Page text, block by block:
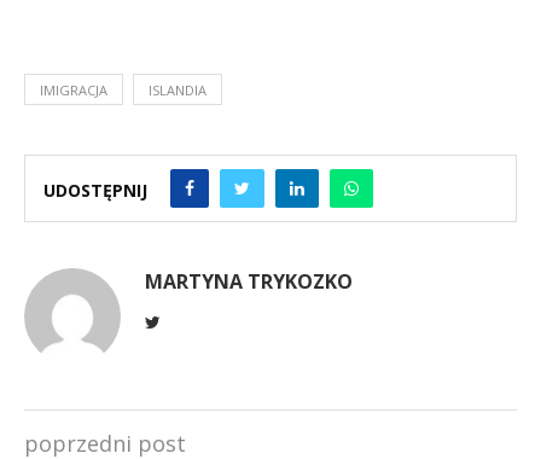
IMIGRACJA ISLANDIA
UDOSTĘPNIJ
MARTYNA TRYKOZKO
poprzedni post